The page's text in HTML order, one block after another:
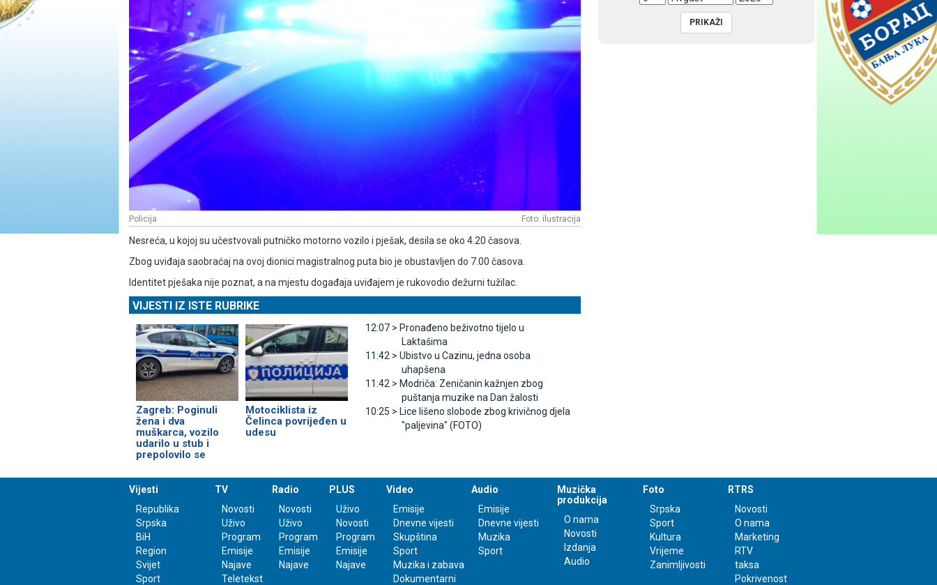
Policija Foto: ilustracija
Nesreća, u kojoj su učestvovali putničko motorno vozilo i pješak, desila se oko 4.20 časova.
Zbog uviđaja saobraćaj na ovoj dionici magistralnog puta bio je obustavljen do 7.00 časova.
Identitet pješaka nije poznat, a na mjestu događaja uviđajem je rukovodio dežurni tužilac.
VIJESTI IZ ISTE RUBRIKE
Zagreb: Poginuli
žena i dva
muškarca, vozilo
udarilo u stub i
prepolovilo se
Motociklista iz
Čelinca povrijeđen u
udesu
12:07 > Pronađeno beživotno tijelo u
Laktašima
11:42 > Ubistvo u Cazinu, jedna osoba
uhapšena
11:42 > Modriča: Zeničanin kažnjen zbog
puštanja muzike na Dan žalosti
10:25 > Lice lišeno slobode zbog krivičnog djela
"paljevina" (FOTO)
Vijesti
Republika
Srpska
BiH
Region
Svijet
Sport
TV
Novosti
Uživo
Program
Emisije
Najave
Teletekst
Radio
Novosti
Uživo
Program
Emisije
Najave
PLUS
Uživo
Novosti
Program
Emisije
Najave
Video
Emisije
Dnevne vijesti
Skupština
Sport
Muzika i zabava
Dokumentarni
Audio
Emisije
Dnevne vijesti
Muzika
Sport
Muzička
produkcija
O nama
Novosti
Izdanja
Audio
Foto
Srpska
Sport
Kultura
Vrijeme
Zanimljivosti
RTRS
Novosti
O nama
Marketing
RTV
taksa
Pokrivenost